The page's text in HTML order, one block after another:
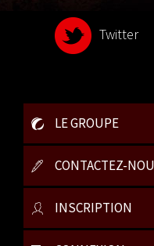
Twitter
LE GROUPE
CONTACTEZ-
INSCRIPTION